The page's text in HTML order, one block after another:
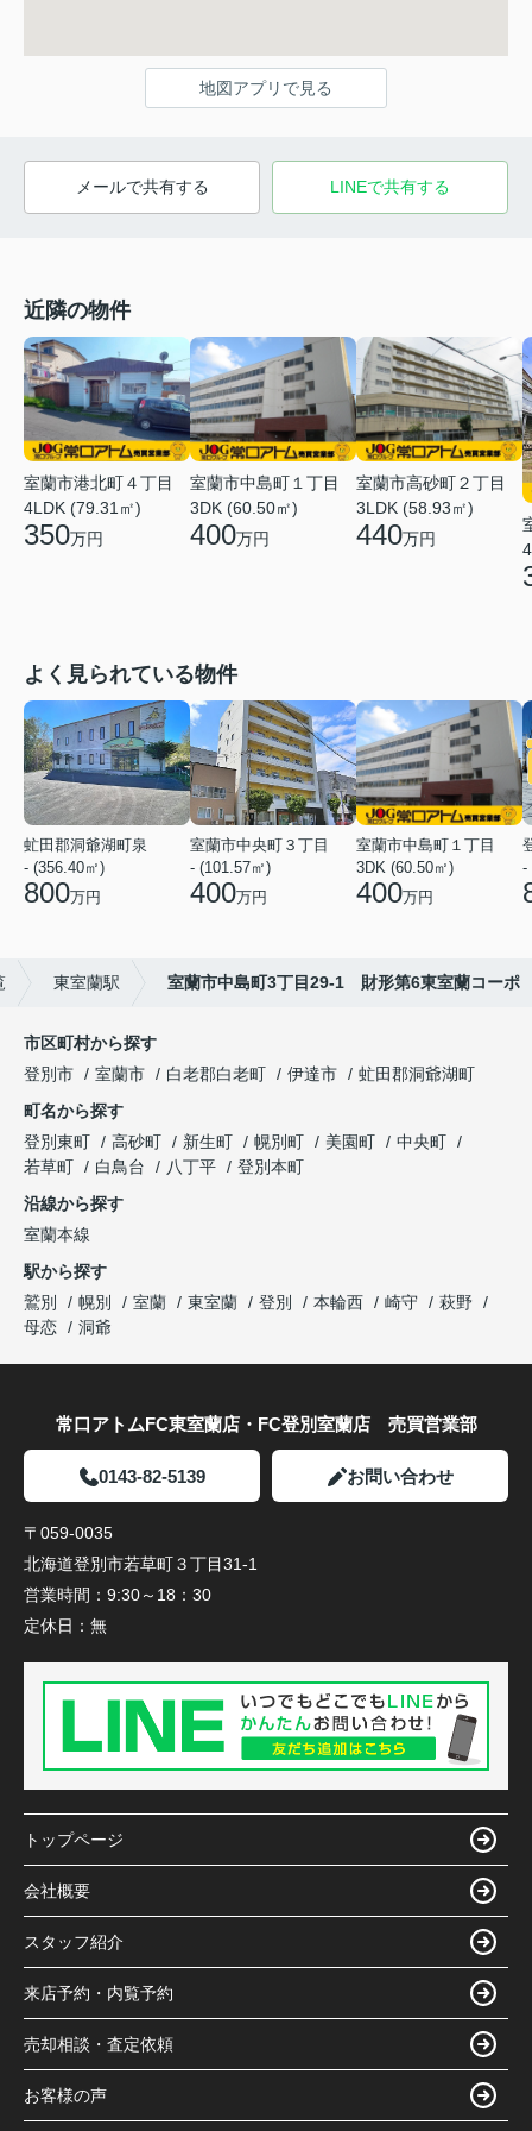
地図アプリで見る
メールで共有する LINEで共有する
近隣の物件
室蘭市港北町４丁目
4LDK (79.31㎡)
350万円
室蘭市中島町１丁目
3DK (60.50㎡)
400万円
室蘭市高砂町２丁目
3LDK (58.93㎡)
440万円
よく見られている物件
虻田郡洞爺湖町泉
- (356.40㎡)
800万円
室蘭市中央町３丁目
- (101.57㎡)
400万円
室蘭市中島町１丁目
3DK (60.50㎡)
400万円
-
東室蘭駅 室蘭市中島町3丁目29-1 財形第6東室蘭コーポ
市区町村から探す
登別市
室蘭市 白老郡白老町 伊達市
虻田郡洞爺湖町
町名から探す
登別東町
高砂町 新生町 幌別町 美園町
中央町
若草町
白鳥台 八丁平
登別本町
沿線から探す
室蘭本線
駅から探す
鷲別
幌別 室蘭 東室蘭 登別 本輪西 崎守
萩野
母恋
洞爺
常口アトムFC東室蘭店・FC登別室蘭店 売買営業部
0143-82-5139 お問い合わせ
〒059-0035
北海道登別市若草町３丁目31-1
営業時間： 9:30～18：30
定休日： 無
トップページ
会社概要
スタッフ紹介
来店予約・内覧予約
売却相談・査定依頼
お客様の声